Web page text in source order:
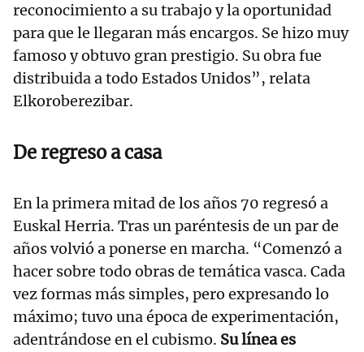
reconocimiento a su trabajo y la oportunidad
para que le llegaran más encargos. Se hizo muy
famoso y obtuvo gran prestigio. Su obra fue
distribuida a todo Estados Unidos”, relata
Elkoroberezibar.
De regreso a casa
En la primera mitad de los años 70 regresó a
Euskal Herria. Tras un paréntesis de un par de
años volvió a ponerse en marcha. “Comenzó a
hacer sobre todo obras de temática vasca. Cada
vez formas más simples, pero expresando lo
máximo; tuvo una época de experimentación,
adentrándose en el cubismo. Su línea es